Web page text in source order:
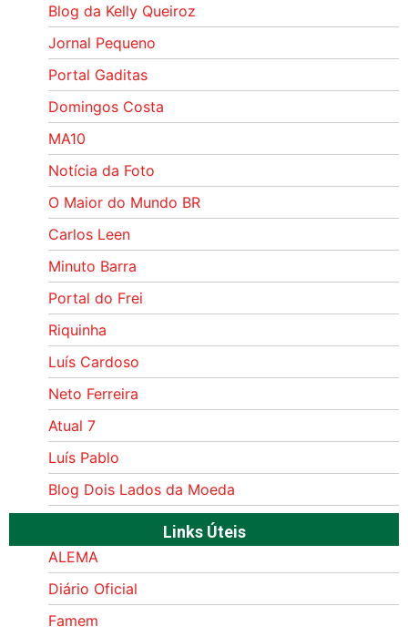
Blog da Kelly Queiroz
Jornal Pequeno
Portal Gaditas
Domingos Costa
MA10
Notícia da Foto
O Maior do Mundo BR
Carlos Leen
Minuto Barra
Portal do Frei
Riquinha
Luís Cardoso
Neto Ferreira
Atual 7
Luís Pablo
Blog Dois Lados da Moeda
Links Úteis
ALEMA
Diário Oficial
Famem